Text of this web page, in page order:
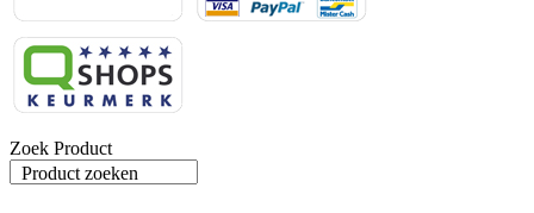
Zoek Product
Product zoeken